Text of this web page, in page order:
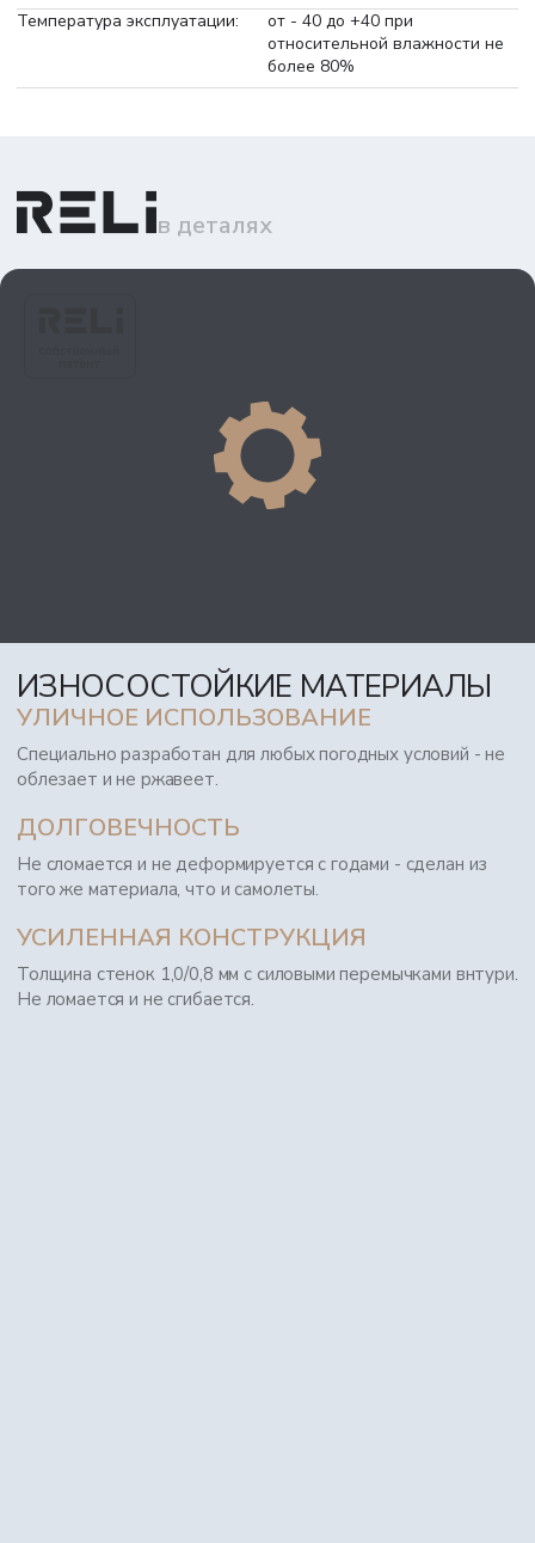
Температура эксплуатации:
от - 40 до +40 при
относительной влажности не
более 80%
в деталях
ИЗНОСОСТОЙКИЕ МАТЕРИАЛЫ
УЛИЧНОЕ ИСПОЛЬЗОВАНИЕ
Специально разработан для любых погодных условий - не
облезает и не ржавеет.
ДОЛГОВЕЧНОСТЬ
Не сломается и не деформируется с годами - сделан из
того же материала, что и самолеты.
УСИЛЕННАЯ КОНСТРУКЦИЯ
Толщина стенок 1,0/0,8 мм с силовыми перемычками внтури.
Не ломается и не сгибается.